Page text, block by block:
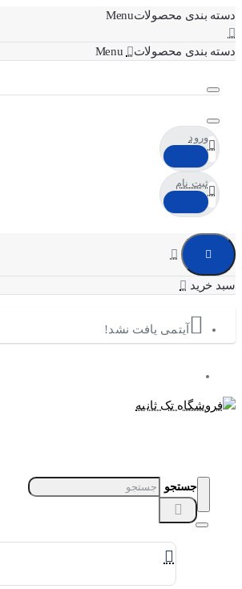
دسته بندی محصولات
دسته بندی محصولات
ورود
ثبت نام
آیتمی یافت نشد!
جستجو